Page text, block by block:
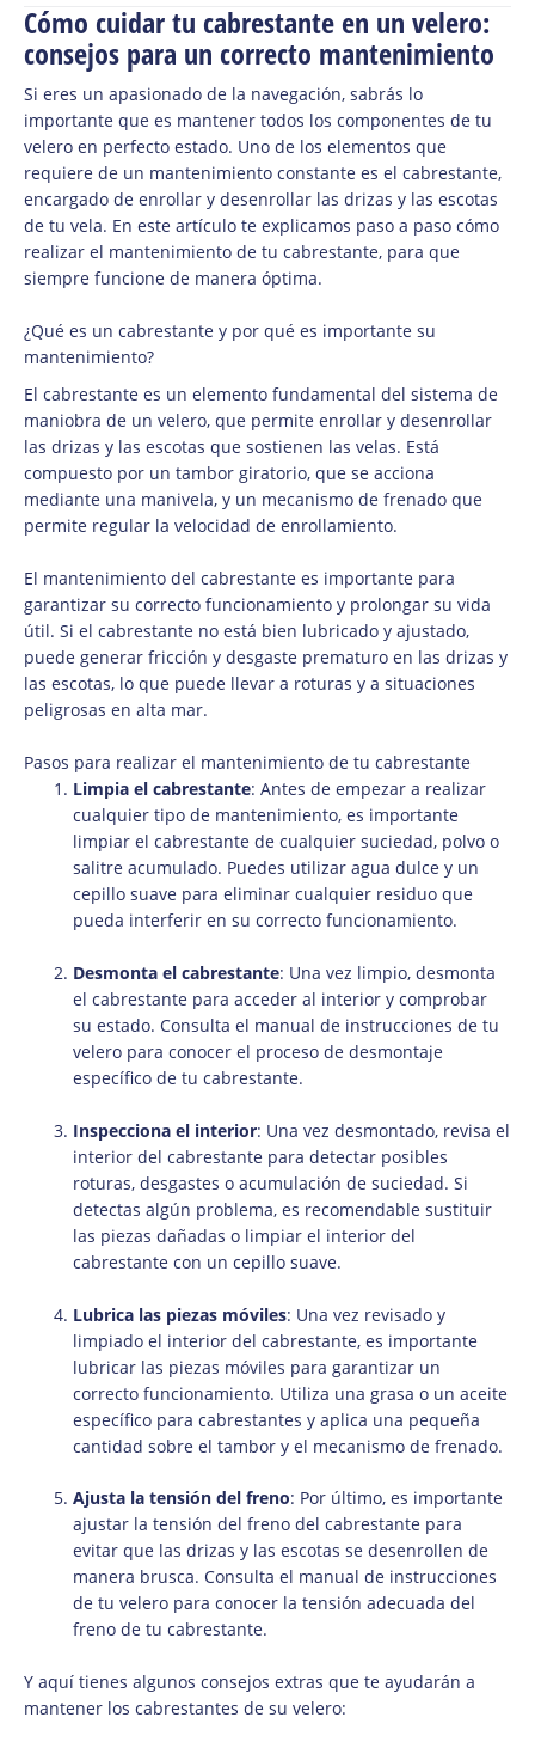
Cómo cuidar tu cabrestante en un velero:
consejos para un correcto mantenimiento
Si eres un apasionado de la navegación, sabrás lo
importante que es mantener todos los componentes de tu
velero en perfecto estado. Uno de los elementos que
requiere de un mantenimiento constante es el cabrestante,
encargado de enrollar y desenrollar las drizas y las escotas
de tu vela. En este artículo te explicamos paso a paso cómo
realizar el mantenimiento de tu cabrestante, para que
siempre funcione de manera óptima.
¿Qué es un cabrestante y por qué es importante su
mantenimiento?
El cabrestante es un elemento fundamental del sistema de
maniobra de un velero, que permite enrollar y desenrollar
las drizas y las escotas que sostienen las velas. Está
compuesto por un tambor giratorio, que se acciona
mediante una manivela, y un mecanismo de frenado que
permite regular la velocidad de enrollamiento.
El mantenimiento del cabrestante es importante para
garantizar su correcto funcionamiento y prolongar su vida
útil. Si el cabrestante no está bien lubricado y ajustado,
puede generar fricción y desgaste prematuro en las drizas y
las escotas, lo que puede llevar a roturas y a situaciones
peligrosas en alta mar.
Pasos para realizar el mantenimiento de tu cabrestante
Limpia el cabrestante: Antes de empezar a realizar
cualquier tipo de mantenimiento, es importante
limpiar el cabrestante de cualquier suciedad, polvo o
salitre acumulado. Puedes utilizar agua dulce y un
cepillo suave para eliminar cualquier residuo que
pueda interferir en su correcto funcionamiento.
Desmonta el cabrestante: Una vez limpio, desmonta
el cabrestante para acceder al interior y comprobar
su estado. Consulta el manual de instrucciones de tu
velero para conocer el proceso de desmontaje
específico de tu cabrestante.
Inspecciona el interior: Una vez desmontado, revisa el
interior del cabrestante para detectar posibles
roturas, desgastes o acumulación de suciedad. Si
detectas algún problema, es recomendable sustituir
las piezas dañadas o limpiar el interior del
cabrestante con un cepillo suave.
Lubrica las piezas móviles: Una vez revisado y
limpiado el interior del cabrestante, es importante
lubricar las piezas móviles para garantizar un
correcto funcionamiento. Utiliza una grasa o un aceite
específico para cabrestantes y aplica una pequeña
cantidad sobre el tambor y el mecanismo de frenado.
Ajusta la tensión del freno: Por último, es importante
ajustar la tensión del freno del cabrestante para
evitar que las drizas y las escotas se desenrollen de
manera brusca. Consulta el manual de instrucciones
de tu velero para conocer la tensión adecuada del
freno de tu cabrestante.
Y aquí tienes algunos consejos extras que te ayudarán a
mantener los cabrestantes de su velero: